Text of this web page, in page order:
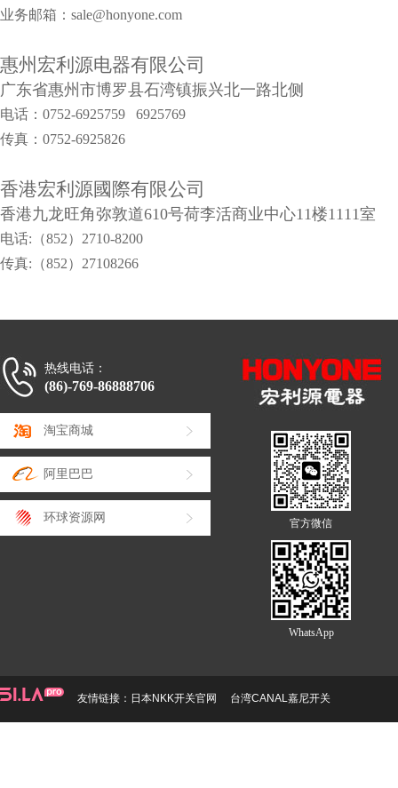
业务邮箱：sale@honyone.com
惠州宏利源电器有限公司
广东省惠州市博罗县石湾镇振兴北一路北侧
电话：0752-6925759 6925769
传真：0752-6925826
香港宏利源國際有限公司
香港九龙旺角弥敦道610号荷李活商业中心11楼1111室
电话:（852）2710-8200
传真:（852）27108266
热线电话：
(86)-769-86888706
淘宝商城
阿里巴巴
环球资源网 官方微信
WhatsApp
友情链接： 日本NKK开关官网 台湾CANAL嘉尼开关